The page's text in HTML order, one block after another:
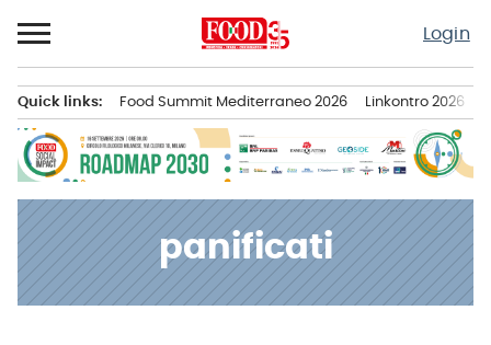
al
contenuto
Login
principale
Quick links: Food Summit Mediterraneo 2026 Linkontro 2026
panificati